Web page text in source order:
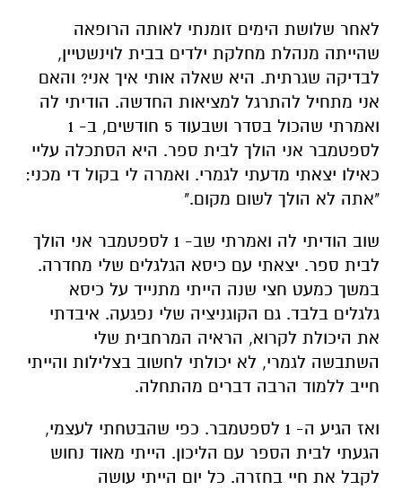
לאחר שלושת הימים זומנתי לאותה הרופאה
שהייתה מנהלת מחלקת ילדים בבית לוינשטיין,
לבדיקה שגרתית. היא שאלה אותי איך אני? והאם
אני מתחיל להתרגל למציאות החדשה. הודיתי לה
ואמרתי שהכול בסדר ושבעוד 5 חודשים, ב- 1
לספטמבר אני הולך לבית ספר. היא הסתכלה עליי
כאילו יצאתי מדעתי לגמרי. ואמרה לי בקול די מכני:
"אתה לא הולך לשום מקום."
שוב הודיתי לה ואמרתי שב- 1 לספטמבר אני הולך
לבית ספר. יצאתי עם כיסא הגלגלים שלי מחדרה.
במשך כמעט חצי שנה הייתי מתנייד על כיסא
גלגלים בלבד. גם הקוגניציה שלי נפגעה. איבדתי
את היכולת לקרוא, הראיה המרחבית שלי
השתבשה לגמרי, לא יכולתי לחשוב בצלילות והייתי
חייב ללמוד הרבה דברים מהתחלה.
ואז הגיע ה- 1 לספטמבר. כפי שהבטחתי לעצמי,
הגעתי לבית הספר עם הליכון. הייתי מאוד נחוש
לקבל את חיי בחזרה. כל יום הייתי עושה